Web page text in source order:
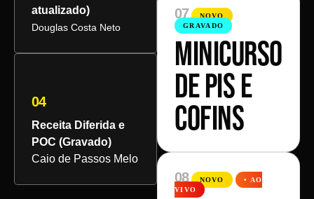
atualizado)
Douglas Costa Neto
04
Receita Diferida e
POC (Gravado)
Caio de Passos Melo
07
NOVO
GRAVADO
MINICURSO
DE PIS E
COFINS
08 NOVO
• AO
VIVO